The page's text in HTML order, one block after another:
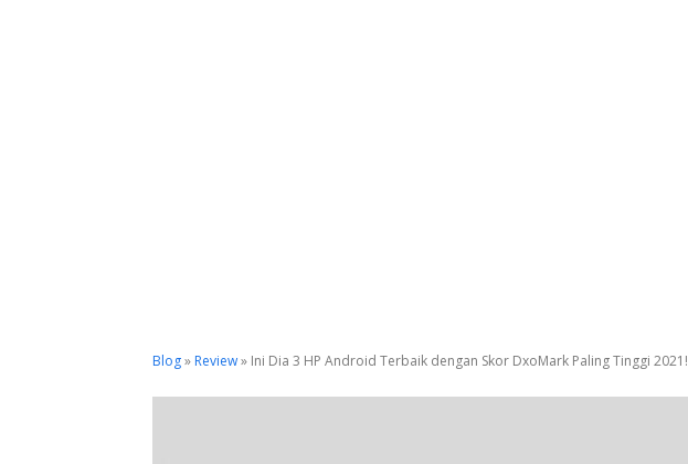
Blog» Review» Ini Dia 3 HP Android Terbaik dengan Skor DxoMark Paling Tinggi 2021!